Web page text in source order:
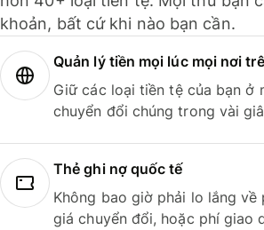
khoản, bất cứ khi nào bạn cần.
Quản lý tiền mọi lúc mọi nơi
Giữ các loại tiền tệ của bạn ở
chuyển đổi chúng trong vài
Thẻ ghi nợ quốc tế
Không bao giờ phải lo lắng về
giá chuyển đổi, hoặc phí giao